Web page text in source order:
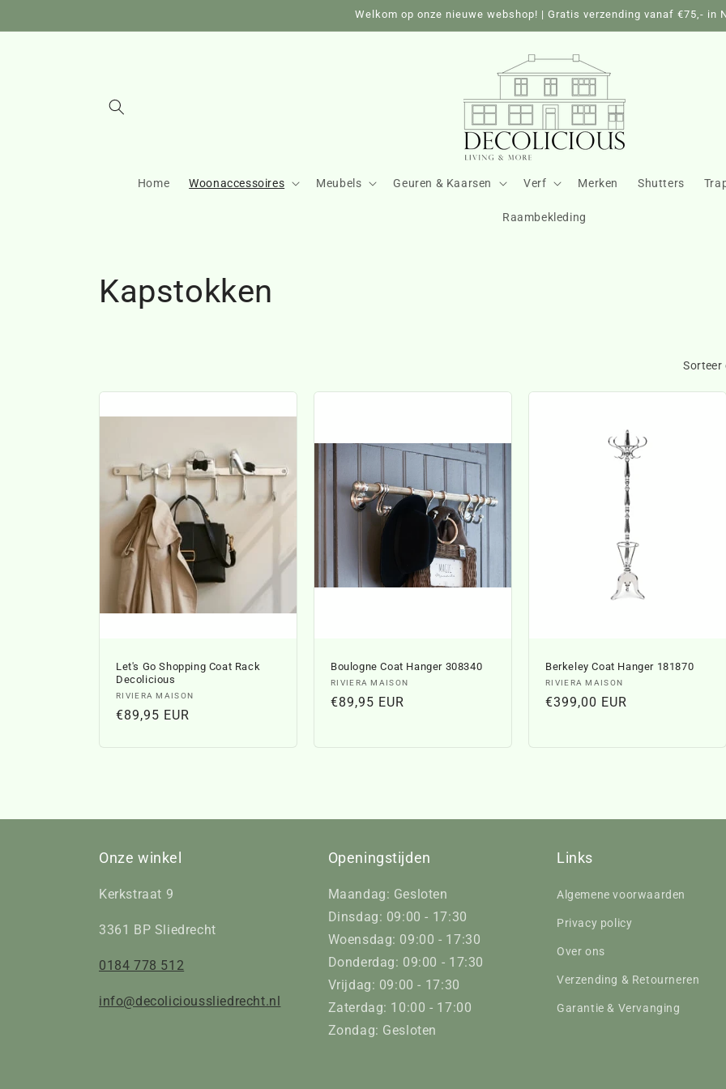
content
Welkom op onze nieuwe webshop! | Gratis verzending vanaf €75,- in
Home Woonaccessoires Meubels Geuren & Kaarsen Verf Merken Shutters
Raambekleding
C
l
e
c
Kapstokken
Sorteer
Let's Go Shopping Coat Rack
Decolicious
Verkoper:
RIVIERA MAISON
Normale
€89,95 EUR
Boulogne Coat Hanger 308340
Verkoper:
RIVIERA MAISON
Normale
€89,95 EUR
Berkeley Coat Hanger 181870
Verkoper:
RIVIERA MAISON
Normale
€399,00 EUR
Onze winkel
Kerkstraat 9
3361 BP Sliedrecht
0184 778 512
info@decolicioussliedrecht.nl
Openingstijden
Maandag: Gesloten
Dinsdag: 09:00 - 17:30
Woensdag: 09:00 - 17:30
Donderdag: 09:00 - 17:30
Vrijdag: 09:00 - 17:30
Zaterdag: 10:00 - 17:00
Zondag: Gesloten
Links
Algemene voorwaarden
Privacy policy
Over ons
Verzending & Retourneren
Garantie & Vervanging